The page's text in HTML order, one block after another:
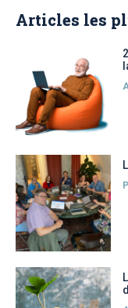
Articles les